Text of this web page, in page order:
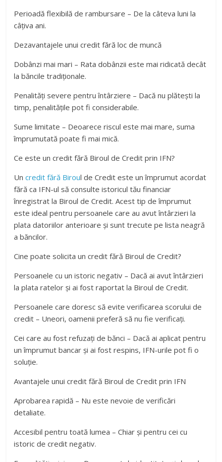
Perioadă flexibilă de rambursare – De la câteva luni la
câțiva ani.
Dezavantajele unui credit fără loc de muncă
Dobânzi mai mari – Rata dobânzii este mai ridicată decât
la băncile tradiționale.
Penalități severe pentru întârziere – Dacă nu plătești la
timp, penalitățile pot fi considerabile.
Sume limitate – Deoarece riscul este mai mare, suma
împrumutată poate fi mai mică.
Ce este un credit fără Biroul de Credit prin IFN?
Uncredit fără Biroul de Credit este un împrumut acordat
fără ca IFN-ul să consulte istoricul tău financiar
înregistrat la Biroul de Credit. Acest tip de împrumut
este ideal pentru persoanele care au avut întârzieri la
plata datoriilor anterioare și sunt trecute pe lista neagră
a băncilor.
Cine poate solicita un credit fără Biroul de Credit?
Persoanele cu un istoric negativ – Dacă ai avut întârzieri
la plata ratelor și ai fost raportat la Biroul de Credit.
Persoanele care doresc să evite verificarea scorului de
credit – Uneori, oamenii preferă să nu fie verificați.
Cei care au fost refuzați de bănci – Dacă ai aplicat pentru
un împrumut bancar și ai fost respins, IFN-urile pot fi o
soluție.
Avantajele unui credit fără Biroul de Credit prin IFN
Aprobarea rapidă – Nu este nevoie de verificări
detaliate.
Accesibil pentru toată lumea – Chiar și pentru cei cu
istoric de credit negativ.